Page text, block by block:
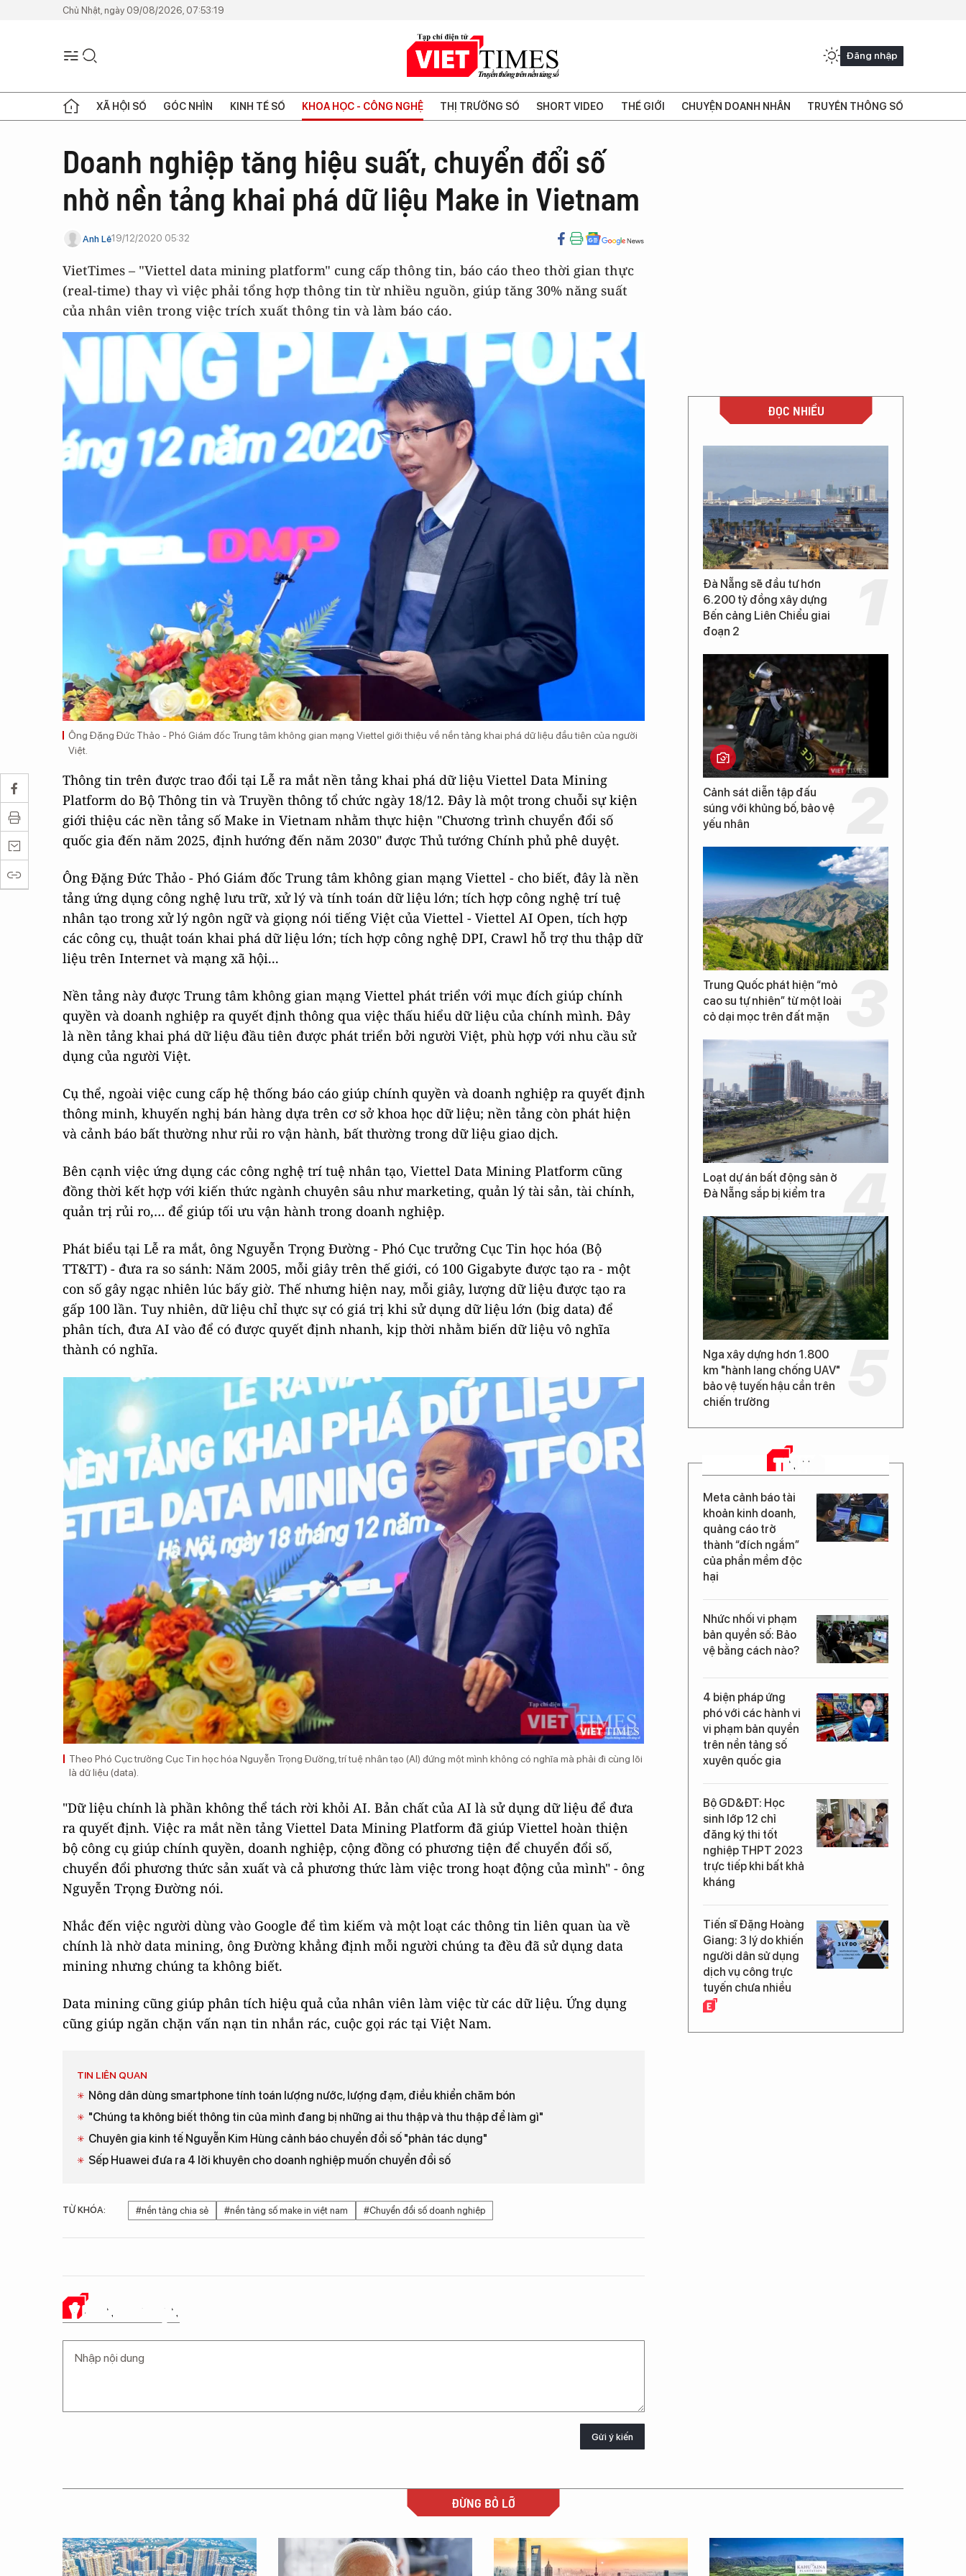
Chủ Nhật, ngày 09/08/2026, 07:53:19
Đăng nhập
XÃ HỘI SỐ GÓC NHÌN KINH TẾ SỐ KHOA HỌC - CÔNG NGHỆ THỊ TRƯỜNG SỐ SHORT VIDEO THẾ GIỚI CHUYỆN DOANH NHÂN TRUYỀN THÔNG SỐ
Doanh nghiệp tăng hiệu suất, chuyển đổi số
nhờ nền tảng khai phá dữ liệu Make in Vietnam
Anh Lê19/12/2020 05:32
VietTimes – "Viettel data mining platform" cung cấp thông tin, báo cáo theo thời gian thực
(real-time) thay vì việc phải tổng hợp thông tin từ nhiều nguồn, giúp tăng 30% năng suất
của nhân viên trong việc trích xuất thông tin và làm báo cáo.
Ông Đặng Đức Thảo - Phó Giám đốc Trung tâm không gian mạng Viettel giới thiệu về nền tảng khai phá dữ liệu đầu tiên của người
Việt.
Thông tin trên được trao đổi tại Lễ ra mắt nền tảng khai phá dữ liệu Viettel Data Mining
Platform do Bộ Thông tin và Truyền thông tổ chức ngày 18/12. Đây là một trong chuỗi sự kiện
giới thiệu các nền tảng số Make in Vietnam nhằm thực hiện "Chương trình chuyển đổi số
quốc gia đến năm 2025, định hướng đến năm 2030" được Thủ tướng Chính phủ phê duyệt.
Ông Đặng Đức Thảo - Phó Giám đốc Trung tâm không gian mạng Viettel - cho biết, đây là nền
tảng ứng dụng công nghệ lưu trữ, xử lý và tính toán dữ liệu lớn; tích hợp công nghệ trí tuệ
nhân tạo trong xử lý ngôn ngữ và giọng nói tiếng Việt của Viettel - Viettel AI Open, tích hợp
các công cụ, thuật toán khai phá dữ liệu lớn; tích hợp công nghệ DPI, Crawl hỗ trợ thu thập dữ
liệu trên Internet và mạng xã hội...
Nền tảng này được Trung tâm không gian mạng Viettel phát triển với mục đích giúp chính
quyền và doanh nghiệp ra quyết định thông qua việc thấu hiểu dữ liệu của chính mình. Đây
là nền tảng khai phá dữ liệu đầu tiên được phát triển bởi người Việt, phù hợp với nhu cầu sử
dụng của người Việt.
Cụ thể, ngoài việc cung cấp hệ thống báo cáo giúp chính quyền và doanh nghiệp ra quyết định
thông minh, khuyến nghị bán hàng dựa trên cơ sở khoa học dữ liệu; nền tảng còn phát hiện
và cảnh báo bất thường như rủi ro vận hành, bất thường trong dữ liệu giao dịch.
Bên cạnh việc ứng dụng các công nghệ trí tuệ nhân tạo, Viettel Data Mining Platform cũng
đồng thời kết hợp với kiến thức ngành chuyên sâu như marketing, quản lý tài sản, tài chính,
quản trị rủi ro,… để giúp tối ưu vận hành trong doanh nghiệp.
Phát biểu tại Lễ ra mắt, ông Nguyễn Trọng Đường - Phó Cục trưởng Cục Tin học hóa (Bộ
TT&TT) - đưa ra so sánh: Năm 2005, mỗi giây trên thế giới, có 100 Gigabyte được tạo ra - một
con số gây ngạc nhiên lúc bấy giờ. Thế nhưng hiện nay, mỗi giây, lượng dữ liệu được tạo ra
gấp 100 lần. Tuy nhiên, dữ liệu chỉ thực sự có giá trị khi sử dụng dữ liệu lớn (big data) để
phân tích, đưa AI vào để có được quyết định nhanh, kịp thời nhằm biến dữ liệu vô nghĩa
thành có nghĩa.
Theo Phó Cục trưởng Cục Tin học hóa Nguyễn Trọng Đường, trí tuệ nhân tạo (AI) đứng một mình không có nghĩa mà phải đi cùng lõi
là dữ liệu (data).
"Dữ liệu chính là phần không thể tách rời khỏi AI. Bản chất của AI là sử dụng dữ liệu để đưa
ra quyết định. Việc ra mắt nền tảng Viettel Data Mining Platform đã giúp Viettel hoàn thiện
bộ công cụ giúp chính quyền, doanh nghiệp, cộng đồng có phương tiện để chuyển đổi số,
chuyển đổi phương thức sản xuất và cả phương thức làm việc trong hoạt động của mình" - ông
Nguyễn Trọng Đường nói.
Nhắc đến việc người dùng vào Google để tìm kiếm và một loạt các thông tin liên quan ùa về
chính là nhờ data mining, ông Đường khẳng định mỗi người chúng ta đều đã sử dụng data
mining nhưng chúng ta không biết.
Data mining cũng giúp phân tích hiệu quả của nhân viên làm việc từ các dữ liệu. Ứng dụng
cũng giúp ngăn chặn vấn nạn tin nhắn rác, cuộc gọi rác tại Việt Nam.
TIN LIÊN QUAN
Nông dân dùng smartphone tính toán lượng nước, lượng đạm, điều khiển chăm bón
"Chúng ta không biết thông tin của mình đang bị những ai thu thập và thu thập để làm gì"
Chuyên gia kinh tế Nguyễn Kim Hùng cảnh báo chuyển đổi số "phản tác dụng"
Sếp Huawei đưa ra 4 lời khuyên cho doanh nghiệp muốn chuyển đổi số
TỪ KHÓA: #nền tảng chia sẻ #nền tảng số make in việt nam #Chuyển đổi số doanh nghiệp
Ý KIẾN CỦA BẠN
Gửi ý kiến
ĐỌC NHIỀU
Đà Nẵng sẽ đầu tư hơn
6.200 tỷ đồng xây dựng
Bến cảng Liên Chiểu giai
đoạn 2
Cảnh sát diễn tập đấu
súng với khủng bố, bảo vệ
yếu nhân
Trung Quốc phát hiện “mỏ
cao su tự nhiên” từ một loài
cỏ dại mọc trên đất mặn
Loạt dự án bất động sản ở
Đà Nẵng sắp bị kiểm tra
Nga xây dựng hơn 1.800
km "hành lang chống UAV"
bảo vệ tuyến hậu cần trên
chiến trường
TIN MỚI
Meta cảnh báo tài
khoản kinh doanh,
quảng cáo trở
thành “đích ngắm”
của phần mềm độc
hại
Nhức nhối vi phạm
bản quyền số: Bảo
vệ bằng cách nào?
4 biện pháp ứng
phó với các hành vi
vi phạm bản quyền
trên nền tảng số
xuyên quốc gia
Bộ GD&ĐT: Học
sinh lớp 12 chỉ
đăng ký thi tốt
nghiệp THPT 2023
trực tiếp khi bất khả
kháng
Tiến sĩ Đặng Hoàng
Giang: 3 lý do khiến
người dân sử dụng
dịch vụ công trực
tuyến chưa nhiều
ĐỪNG BỎ LỠ